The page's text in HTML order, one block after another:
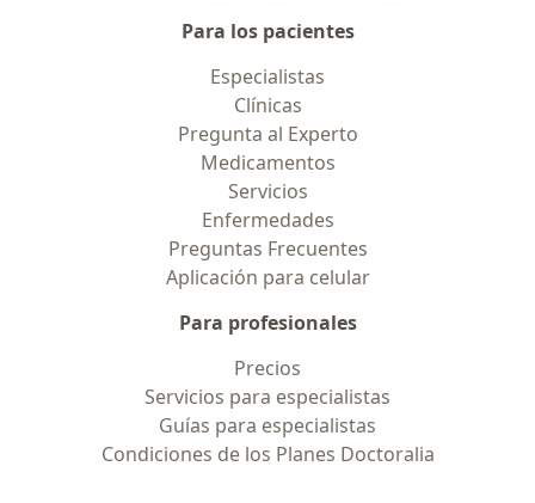
Para los pacientes
Especialistas
Clínicas
Pregunta al Experto
Medicamentos
Servicios
Enfermedades
Preguntas Frecuentes
Aplicación para celular
Para profesionales
Precios
Servicios para especialistas
Guías para especialistas
Condiciones de los Planes Doctoralia